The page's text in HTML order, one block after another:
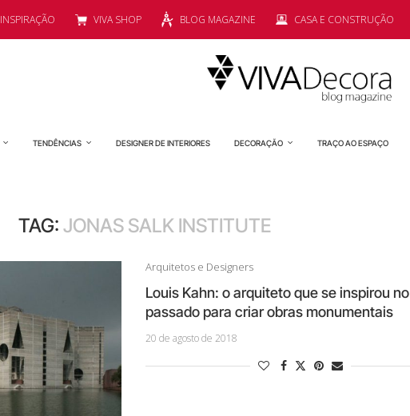
INSPIRAÇÃO VIVA SHOP BLOG MAGAZINE CASA E CONSTRUÇÃO
TENDÊNCIAS DESIGNER DE INTERIORES DECORAÇÃO TRAÇO AO ESPAÇO
TAG: JONAS SALK INSTITUTE
Arquitetos e Designers
Louis Kahn: o arquiteto que se inspirou no
passado para criar obras monumentais
20 de agosto de 2018